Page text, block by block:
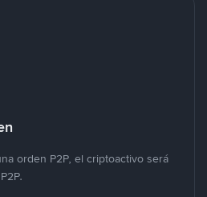
orden P2P, el criptoactivo será